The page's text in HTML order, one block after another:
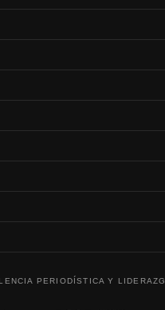
PERIODÍSTICA Y